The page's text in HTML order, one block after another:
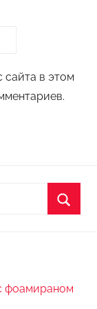
сайта в этом
фоамираном